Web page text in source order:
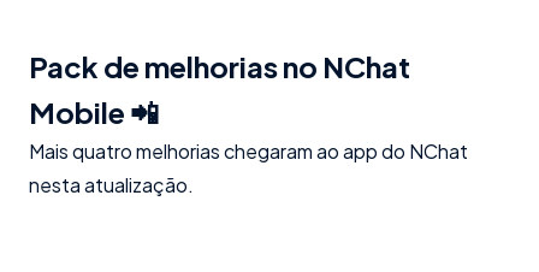
Pack de melhorias no NChat
Mobile 📲
Mais quatro melhorias chegaram ao app do NChat
nesta atualização.